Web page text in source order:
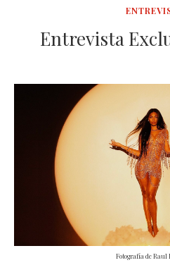
Entrevista
Fotografía de Raul